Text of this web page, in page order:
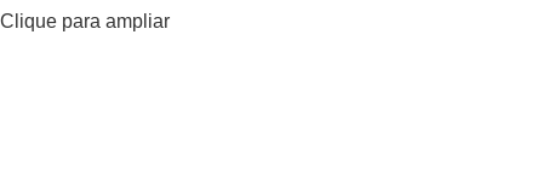
Clique para ampliar